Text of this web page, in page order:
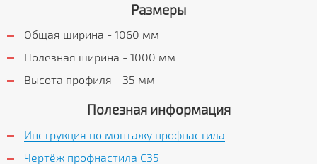
Размеры
Общая ширина - 1060 мм
Полезная ширина - 1000 мм
Высота профиля - 35 мм
Полезная информация
Инструкция по монтажу профнастила
Чертёж профнастила C35